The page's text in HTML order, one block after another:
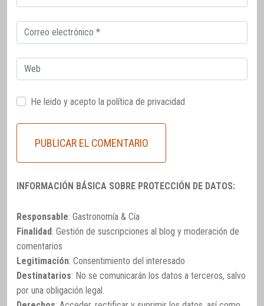
electrónico
Correo
electrónico
Web
He leido y acepto la política de privacidad
INFORMACIÓN BÁSICA SOBRE PROTECCIÓN DE DATOS:
Responsable: Gastronomía & Cía
Finalidad: Gestión de suscripciones al blog y moderación de
comentarios
Legitimación: Consentimiento del interesado
Destinatarios: No se comunicarán los datos a terceros, salvo
por una obligación legal.